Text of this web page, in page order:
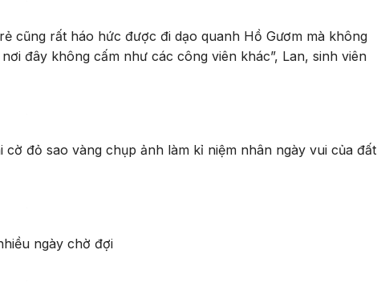
cũng rất háo hức được đi dạo quanh Hồ Gươm mà không
đây không cấm như các công viên khác”, Lan, sinh viên
đỏ sao vàng chụp ảnh làm kỉ niệm nhân ngày vui của đất
ngày chờ đợi